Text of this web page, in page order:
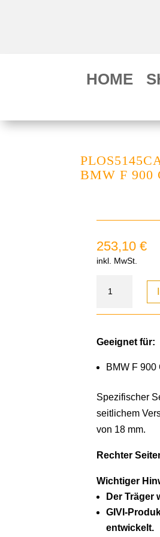
HOME
BMW F 900
253,10€
inkl. MwSt.
Geeignet für:
BMW F 900
Spezifischer
seitlichem
von 18 mm.
Rechter
Wichtiger
Der Träger
GIVI-
entwickelt.